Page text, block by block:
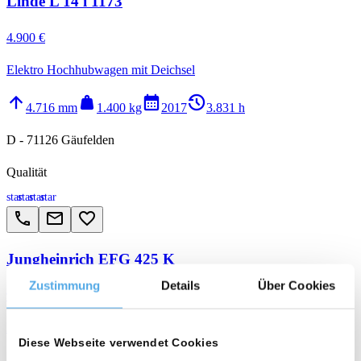
Zustimmung Details Über Cookies
Diese Webseite verwendet Cookies
4.900 €
Elektro Hochhubwagen mit Deichsel
arrow_upward 4.716 mm weight 1.400 kgcalendar_month2017history_23.831 h
D - 71126 Gäufelden
Qualität
starstarstarstar
call email favorite_border
Jungheinrich EFG 425 K